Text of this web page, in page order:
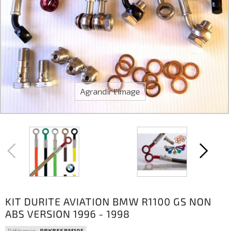
Agrandir l'image
KIT DURITE AVIATION BMW R1100 GS NON
ABS VERSION 1996 - 1998